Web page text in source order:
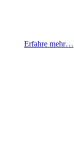
Erfahre mehr…